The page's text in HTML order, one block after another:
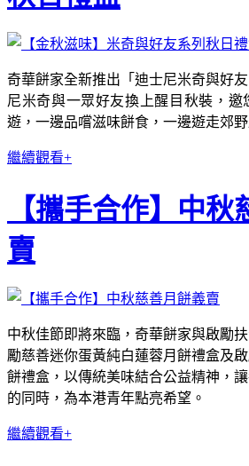
奇華餅家全新推出「迪士尼米奇與好
尼米奇與一眾好友換上醒目秋裝，邀
遊，一邊品嚐滋味餅食，一邊遊走郊
繼續觀看+
【攜手合作】中秋
賣
中秋佳節即將來臨，奇華餅家與啟勵
勵慈善迷你蛋黃純白蓮蓉月餅禮盒及
餅禮盒，以傳統美味結合公益精神，
的同時，為本港青年點亮希望。
繼續觀看+